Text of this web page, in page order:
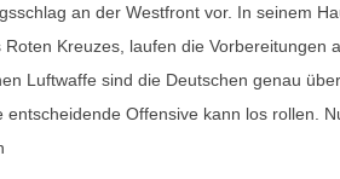
an der Westfront vor. In seinem
Roten Kreuzes, laufen die
Luftwaffe sind die Deutschen genau
entscheidende Offensive kann los rollen.